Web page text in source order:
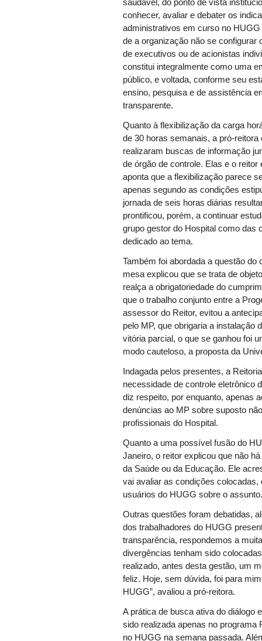
saudável, do ponto de vista
conhecer, avaliar e debater os
administrativos em curso no
de a organização não se
de executivos ou de acionistas
constitui integralmente como uma
público, e voltada, conforme seu
ensino, pesquisa e de assistência
transparente.
Quanto à flexibilização da carga
de 30 horas semanais, a pró-
realizaram buscas de informação
de órgão de controle. Elas e o
aponta que a flexibilização parece
apenas segundo as condições
jornada de seis horas diárias
prontificou, porém, a continuar
grupo gestor do Hospital como das
dedicado ao tema.
Também foi abordada a questão
mesa explicou que se trata de
realça a obrigatoriedade do
que o trabalho conjunto entre a
assessor do Reitor, evitou a
pelo MP, que obrigaria a instalação
vitória parcial, o que se ganhou foi
modo cauteloso, a proposta da
Indagada pelos presentes, a
necessidade de controle eletrônico
diz respeito, por enquanto, apenas
denúncias ao MP sobre suposto
profissionais do Hospital.
Quanto a uma possível fusão do
Janeiro, o reitor explicou que não
da Saúde ou da Educação. Ele
vai avaliar as condições
usuários do HUGG sobre o
Outras questões foram debatidas,
dos trabalhadores do HUGG
transparência, respondemos a
divergências tenham sido
realizado, antes desta gestão, um
feliz. Hoje, sem dúvida, foi para
HUGG”, avaliou a pró-reitora.
A prática de busca ativa do diálogo
sido realizada apenas no programa
no HUGG na semana passada.